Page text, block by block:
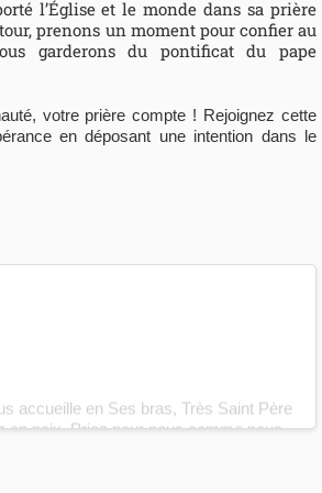
l’Église et le monde dans sa prière
prenons un moment pour confier au
garderons du pontificat du pape
votre prière compte ! Rejoignez cette
en déposant une intention dans le